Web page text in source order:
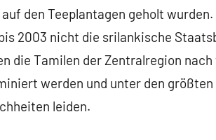
den Teeplantagen geholt
2003 nicht die srilankische
die Tamilen der Zentralregion
werden und unter den
leiden.